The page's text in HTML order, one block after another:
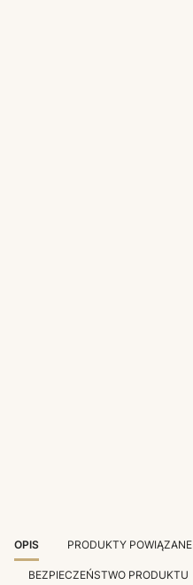
OPIS PRODUKTY POWIĄZANE
BEZPIECZEŃSTWO PRODUKTU